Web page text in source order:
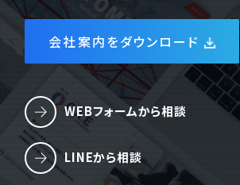
会社案内をダウンロード
WEBフォームから相談
LINEから相談